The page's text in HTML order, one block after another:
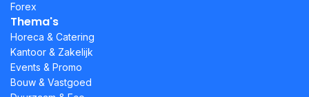
Forex
Thema's
Horeca & Catering
Kantoor & Zakelijk
Events & Promo
Bouw & Vastgoed